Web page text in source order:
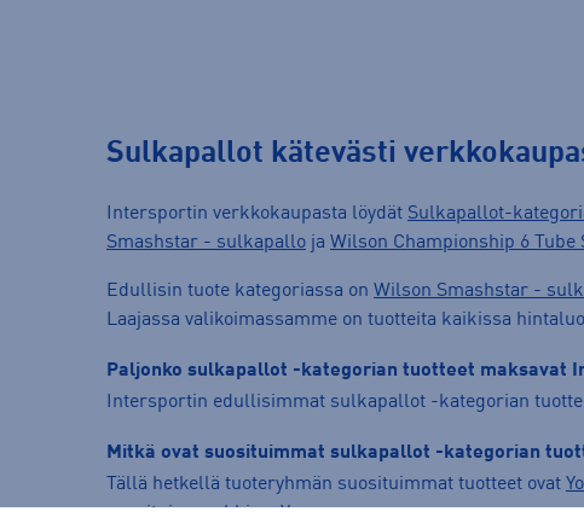
Sulkapallot kätevästi
Intersportin verkkokaupasta löydät Sulkapallot-
Smashstar - sulkapallo ja Wilson Championship 6 Tube
Edullisin tuote kategoriassa on Wilson Smashstar -
Laajassa valikoimassamme on tuotteita kaikissa
Paljonko sulkapallot -kategorian tuotteet maksavat
Intersportin edullisimmat sulkapallot -kategorian
Mitkä ovat suosituimmat sulkapallot -kategorian
Tällä hetkellä tuoteryhmän suosituimmat tuotteet ovat
suosituin merkki onYonex.